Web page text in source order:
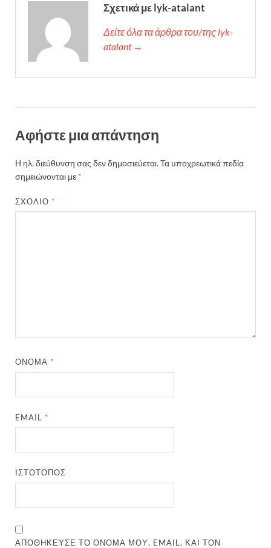
Σχετικά με lyk-atalant
Δείτε όλα τα άρθρα του/της lyk-
atalant →
Αφήστε μια απάντηση
Η ηλ. διεύθυνση σας δεν δημοσιεύεται.Τα υποχρεωτικά πεδία
σημειώνονται με *
ΣΧΌΛΙΟ *
ΌΝΟΜΑ *
EMAIL *
ΙΣΤΌΤΟΠΟΣ
ΑΠΟΘΉΚΕΥΣΕ ΤΟ ΌΝΟΜΆ ΜΟΥ, EMAIL, ΚΑΙ ΤΟΝ